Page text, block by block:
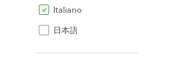
Italiano
日本語